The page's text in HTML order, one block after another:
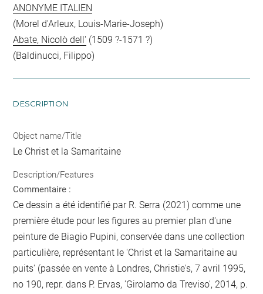
ANONYME ITALIEN
(Morel d'Arleux, Louis-Marie-Joseph)
Abate, Nicolò dell' (1509 ?-1571 ?)
(Baldinucci, Filippo)
DESCRIPTION
Object name/Title
Le Christ et la Samaritaine
Description/Features
Commentaire :
Ce dessin a été identifié par R. Serra (2021) comme une
première étude pour les figures au premier plan d'une
peinture de Biagio Pupini, conservée dans une collection
particulière, représentant le 'Christ et la Samaritaine au
puits' (passée en vente à Londres, Christie's, 7 avril 1995,
no 190, repr. dans P. Ervas, 'Girolamo da Treviso', 2014, p.